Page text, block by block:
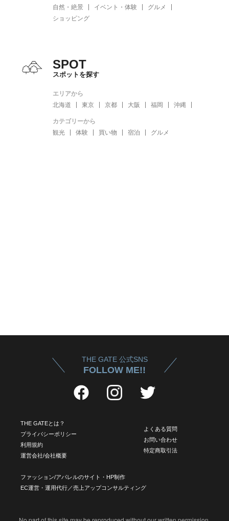
自然・絶景
イベント・体験
グルメ
ショッピング
SPOT
スポットを探す
エリアから
北海道
東京 京都 大阪 福岡 沖縄
カテゴリーから
観光
体験 買い物 宿泊 グルメ
THE GATE 公式SNS
FOLLOW ME!!
THE GATEとは？
プライバシーポリシー
利用規約
運営会社/会社概要
よくある質問
お問い合わせ
特定商取引法
ファッション/アパレルのサイト・HP制作
EC運営・運用代行／売上アップコンサルティング